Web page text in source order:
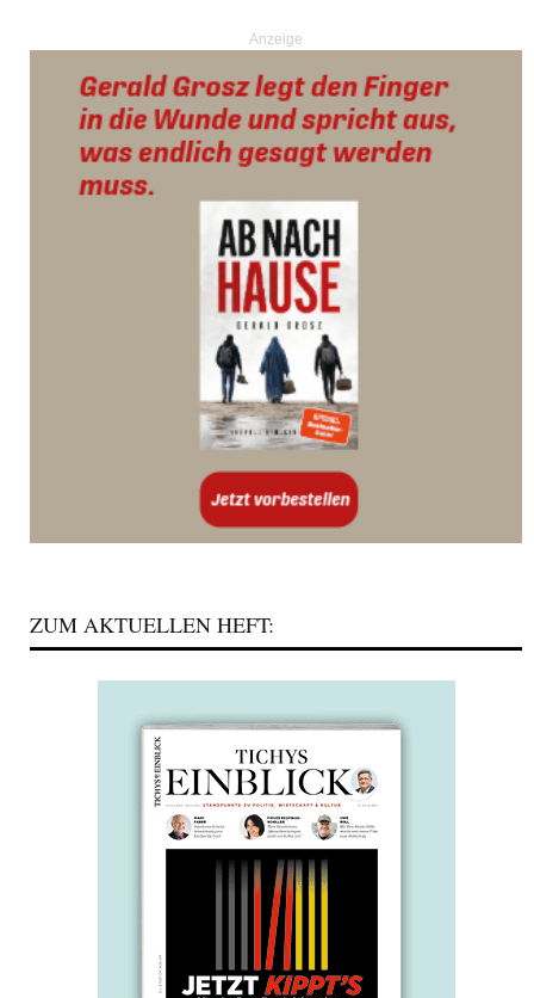
Anzeige
ZUM AKTUELLEN HEFT: